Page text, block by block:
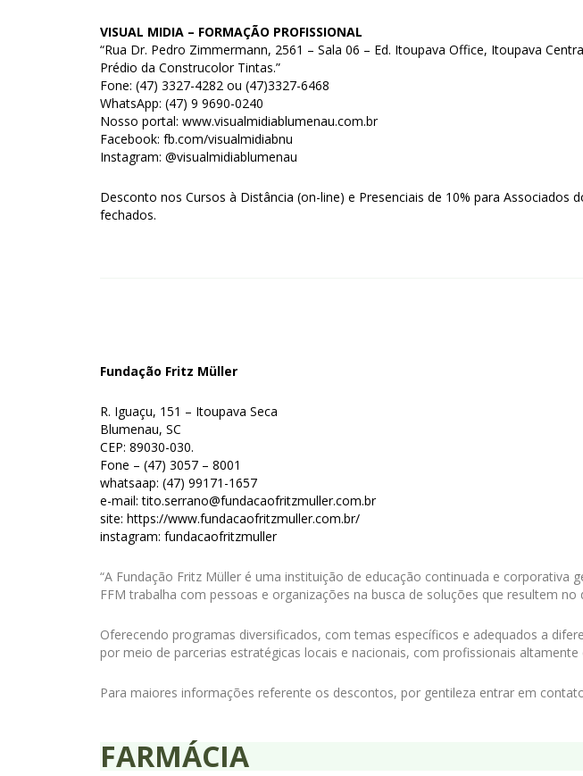
VISUAL MIDIA – FORMAÇÃO PROFISSIONAL
“Rua Dr. Pedro Zimmermann, 2561 – Sala 06 – Ed. Itoupava Office, Itoupava
Prédio da Construcolor Tintas.”
Fone: (47) 3327-4282 ou (47)3327-6468
WhatsApp: (47) 9 9690-0240
Nosso portal: www.visualmidiablumenau.com.br
Facebook: fb.com/visualmidiabnu
Instagram: @visualmidiablumenau
Desconto nos Cursos à Distância (on-line) e Presenciais de 10% para
fechados.
Fundação Fritz Müller
R. Iguaçu, 151 – Itoupava Seca
Blumenau, SC
CEP: 89030-030.
Fone – (47) 3057 – 8001
whatsaap: (47) 99171-1657
e-mail: tito.serrano@fundacaofritzmuller.com.br
site: https://www.fundacaofritzmuller.com.br/
instagram: fundacaofritzmuller
“A Fundação Fritz Müller é uma instituição de educação continuada e
FFM trabalha com pessoas e organizações na busca de soluções que resultem
Oferecendo programas diversificados, com temas específicos e adequados a
por meio de parcerias estratégicas locais e nacionais, com profissionais altamente
Para maiores informações referente os descontos, por gentileza entrar em
FARMÁCIA